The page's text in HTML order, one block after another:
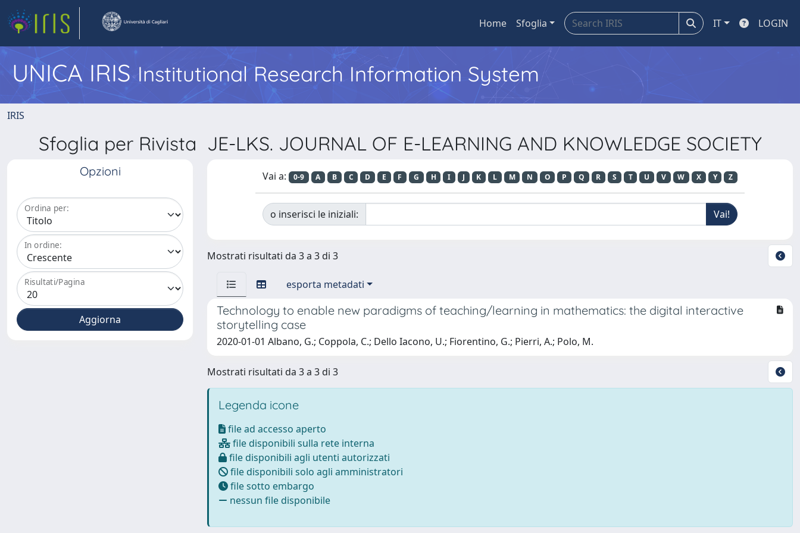
Home Sfoglia IT LOGIN
UNICA IRISInstitutional Research Information System
IRIS
Sfoglia per Rivista JE-LKS. JOURNAL OF E-LEARNING AND KNOWLEDGE SOCIETY
Opzioni
Ordina per:
In ordine:
Risultati/Pagina
Vai a: 0-9 A B C D E F G H I J K L M N O P Q R S T U V W X Y Z
o inserisci le iniziali:
Mostrati risultati da 3 a 3 di 3
esporta metadati
Technology to enable new paradigms of teaching/learning in mathematics: the digital interactive
storytelling case
2020-01-01 Albano, G.; Coppola, C.; Dello Iacono, U.; Fiorentino, G.; Pierri, A.; Polo, M.
Mostrati risultati da 3 a 3 di 3
Legenda icone
file ad accesso aperto
file disponibili sulla rete interna
file disponibili agli utenti autorizzati
file disponibili solo agli amministratori
file sotto embargo
nessun file disponibile